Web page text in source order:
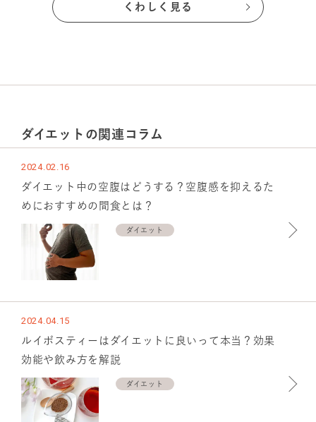
くわしく見る
ダイエット の関連コラム
2024.02.16
ダイエット中の空腹はどうする？空腹感を抑えるた
めにおすすめの間食とは？
ダイエット
2024.04.15
ルイボスティーはダイエットに良いって本当？効果
効能や飲み方を解説
ダイエット